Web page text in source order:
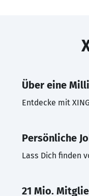
Über eine
Entdecke mit
Persönliche
Lass Dich finden
21 Mio.